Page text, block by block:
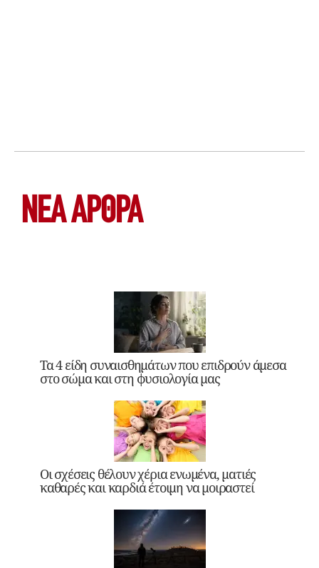
ΝΕΑ ΆΡΘΡΑ
Τα 4 είδη συναισθημάτων που επιδρούν άμεσα
στο σώμα και στη φυσιολογία μας
Οι σχέσεις θέλουν χέρια ενωμένα, ματιές
καθαρές και καρδιά έτοιμη να μοιραστεί